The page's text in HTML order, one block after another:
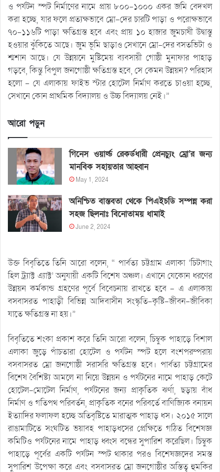
ও পর্যটন স্পট নির্মাণের নামে প্রায় ৮০০-১০০০ একর জমি বেদখল
করা হচ্ছে, যার ফলে প্রত্যক্ষভাবে ম্রো-দের চারটি পাড়া ও পরোক্ষভাবে
৭০-১১৬টি পাড়া ক্ষতিগ্রস্ত হবে এবং প্রায় ১০ হাজার জুমচাষী উদ্বাস্তু
হওয়ার ঝুঁকিতে আছে। জুম ভূমি ছাড়াও সেখানে ম্রো-দের বসতভিটা ও
শ্মশান আছে। যে উন্নয়নে মুষ্টিমেয় ব্যবসায়ী গোষ্ঠী মুনাফার পাহাড়
গড়বে, কিন্তু বিপুল জনগোষ্ঠী ক্ষতিগ্রস্ত হবে, সে কেমন উন্নয়ন? পরিহাস
হলো – যে এলাকায় ফাইভ স্টার হোটেল নির্মাণ করতে চাওয়া হচ্ছে,
সেখানে কোন প্রাথমিক বিদ্যালয় ও উচ্চ বিদ্যালয় নেই।”
আরো পড়ুন
গিনেস ওয়ার্ল্ড রেকর্ডধারী প্রেনচ্যুং ম্রো’র জন্য
মানবিক সহায়তার আহ্বান
May 1, 2024
অনিশ্চিত বাস্তবতা থেকে পিএইচডি সম্পন্ন করা
সহজ ছিলনাঃ বিনোতাময় ধামাই
June 2, 2024
উক্ত বিবৃতিতে তিনি আরো বলেন, “ পার্বত্য চট্টগ্রাম এলাকা ‘চিটাগাং
হিল ট্র্যাক্ট এ্যাক্ট’ অনুযায়ী একটি বিশেষ অঞ্চল। এখানে যেকোন ধরণের
উন্নয়ন কর্মকান্ড গ্রহণের পূর্বে বিবেচনায় রাখতে হবে – এ এলাকায়
বসবাসরত পাহাড়ী বিভিন্ন আদিবাসীন সংস্কৃতি-কৃষ্টি-জীবন-জীবিকা
যাতে ক্ষতিগ্রস্ত না হয়।”
বিবৃতিতে শংকা প্রকাশ করে তিনি আরো বলেন, চিম্বুক পাহাড়ে বিশাল
এলাকা জুড়ে পাঁচতারা হোটেল ও পর্যটন স্পট হলে বংশপরম্পরায়
বসবাসরত ম্রো জনগোষ্ঠী সরাসরি ক্ষতিগ্রস্ত হবে। পার্বত্য চট্টগ্রামের
বিশেষ বৈশিষ্ট্য আমলে না নিয়ে উন্নয়ন ও পর্যটনের নামে পাহাড় কেটে
হোটেল-মোটেল নির্মাণ, পর্যটনের জন্য প্রাকৃতিক ঝর্ণা, ছড়ায় বাঁধ
নির্মাণ ও গতিপথ পরিবর্তন, প্রাকৃতিক বনের পরিবর্তে বাণিজ্যিক বনায়ন
ইত্যাদির ফলাফল হচ্ছে অতিবৃষ্টিতে মারাত্মক পাহাড় ধস। ২০১৫ সালে
রাঙামাটিতে সংঘটিত ভয়াবহ পাহাড়ধসের প্রেক্ষিতে গঠিত বিশেষজ্ঞ
কমিটিও পর্যটনের নামে পাহাড় ধ্বংস বন্ধের সুপারিশ করেছিল। চিম্বুক
পাহাড়ে পূর্বের একটি পর্যটন স্পট থাকার পরও বিশেষজ্ঞদের সমস্ত
সুপারিশ উপেক্ষা করে এবং বসবাসরত ম্রো জনগোষ্ঠীর অস্তিত্ব হুমকির